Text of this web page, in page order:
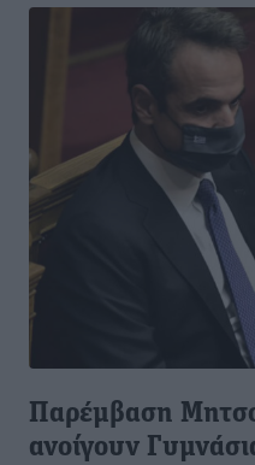
Παρέμβαση
ανοίγουν